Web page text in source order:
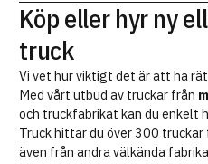
Köp eller hyr ny
truck
Vi vet hur viktigt det är att ha
Med vårt utbud av truckar från
och truckfabrikat kan du enkelt
Truck hittar du över 300 truckar
även från andra välkända